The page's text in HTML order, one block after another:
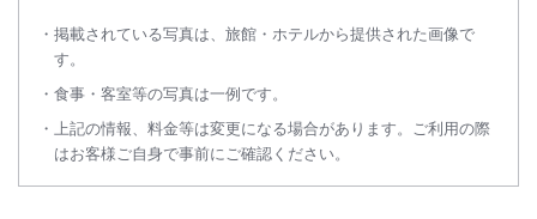
掲載されている写真は、旅館・ホテルから提供された画像で
す。
食事・客室等の写真は一例です。
上記の情報、料金等は変更になる場合があります。ご利用の際
はお客様ご自身で事前にご確認ください。